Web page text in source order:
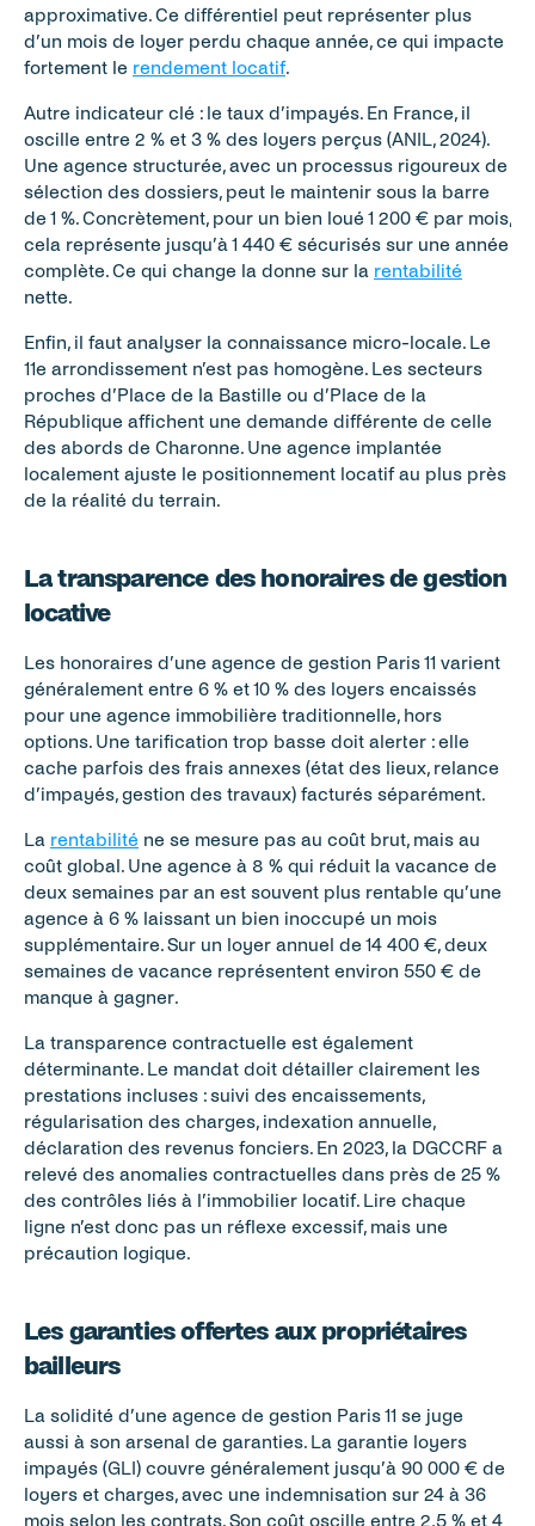
approximative. Ce différentiel peut représenter plus
d’un mois de loyer perdu chaque année, ce qui impacte
fortement le rendement locatif.
Autre indicateur clé : le taux d’impayés. En France, il
oscille entre 2 % et 3 % des loyers perçus (ANIL, 2024).
Une agence structurée, avec un processus rigoureux de
sélection des dossiers, peut le maintenir sous la barre
de 1 %. Concrètement, pour un bien loué 1 200 € par mois,
cela représente jusqu’à 1 440 € sécurisés sur une année
complète. Ce qui change la donne sur la rentabilité
nette.
Enfin, il faut analyser la connaissance micro-locale. Le
11e arrondissement n’est pas homogène. Les secteurs
proches d’Place de la Bastille ou d’Place de la
République affichent une demande différente de celle
des abords de Charonne. Une agence implantée
localement ajuste le positionnement locatif au plus près
de la réalité du terrain.
La transparence des honoraires de gestion
locative
Les honoraires d’une agence de gestion Paris 11 varient
généralement entre 6 % et 10 % des loyers encaissés
pour une agence immobilière traditionnelle, hors
options. Une tarification trop basse doit alerter : elle
cache parfois des frais annexes (état des lieux, relance
d’impayés, gestion des travaux) facturés séparément.
La rentabilité ne se mesure pas au coût brut, mais au
coût global. Une agence à 8 % qui réduit la vacance de
deux semaines par an est souvent plus rentable qu’une
agence à 6 % laissant un bien inoccupé un mois
supplémentaire. Sur un loyer annuel de 14 400 €, deux
semaines de vacance représentent environ 550 € de
manque à gagner.
La transparence contractuelle est également
déterminante. Le mandat doit détailler clairement les
prestations incluses : suivi des encaissements,
régularisation des charges, indexation annuelle,
déclaration des revenus fonciers. En 2023, la DGCCRF a
relevé des anomalies contractuelles dans près de 25 %
des contrôles liés à l’immobilier locatif. Lire chaque
ligne n’est donc pas un réflexe excessif, mais une
précaution logique.
Les garanties offertes aux propriétaires
bailleurs
La solidité d’une agence de gestion Paris 11 se juge
aussi à son arsenal de garanties. La garantie loyers
impayés (GLI) couvre généralement jusqu’à 90 000 € de
loyers et charges, avec une indemnisation sur 24 à 36
mois selon les contrats. Son coût oscille entre 2,5 % et 4